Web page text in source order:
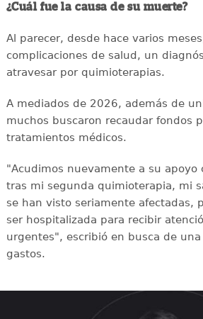
¿Cuál fue la causa de su muerte?
Al parecer, desde hace varios
complicaciones de salud, un
atravesar por quimioterapias.
A mediados de 2026, además de
muchos buscaron recaudar fondos
tratamientos médicos.
"Acudimos nuevamente a su apoyo
tras mi segunda quimioterapia, mi
se han visto seriamente afectadas,
ser hospitalizada para recibir
urgentes", escribió en busca de
gastos.